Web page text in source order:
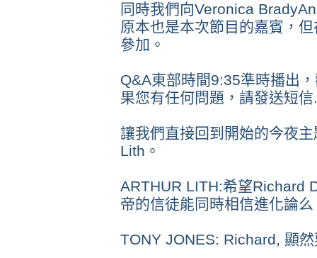
同時我們向Veronica
原本也是本次節目的嘉賓，
參加。
Q&A東部時間9:35準時播出
果您有任何問題，請發送短
讓我們直接回到開始的今夜
Lith。
ARTHUR LITH:希望Richard
帝的信徒能同時相信進化論么
TONY JONES: Richard, 顯